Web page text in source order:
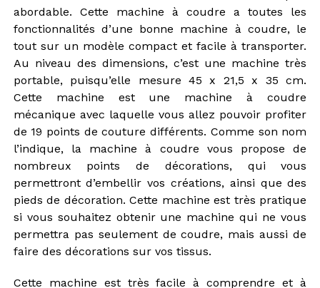
abordable. Cette machine à coudre a toutes les
fonctionnalités d’une bonne machine à coudre, le
tout sur un modèle compact et facile à transporter.
Au niveau des dimensions, c’est une machine très
portable, puisqu’elle mesure 45 x 21,5 x 35 cm.
Cette machine est une machine à coudre
mécanique avec laquelle vous allez pouvoir profiter
de 19 points de couture différents. Comme son nom
l’indique, la machine à coudre vous propose de
nombreux points de décorations, qui vous
permettront d’embellir vos créations, ainsi que des
pieds de décoration. Cette machine est très pratique
si vous souhaitez obtenir une machine qui ne vous
permettra pas seulement de coudre, mais aussi de
faire des décorations sur vos tissus.
Cette machine est très facile à comprendre et à